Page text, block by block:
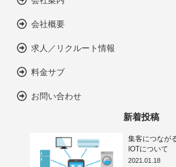
会社概要
求人／リクルート情報
料金サブ
お問い合わせ
新着投稿
集客につなが
IOTについて
2021.01.18